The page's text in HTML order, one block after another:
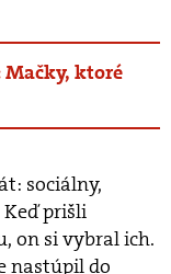
ktoré
sociálny,
prišli
on si vybral ich.
nastúpil do